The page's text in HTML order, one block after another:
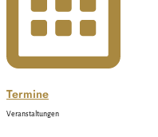
Termine
Veranstaltungen